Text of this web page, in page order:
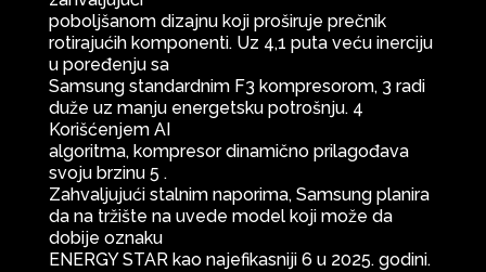
poboljšanom dizajnu koji proširuje prečnik
rotirajućih komponenti. Uz 4,1 puta veću inerciju
u poređenju sa
Samsung standardnim F3 kompresorom, 3 radi
duže uz manju energetsku potrošnju. 4
Korišćenjem AI
algoritma, kompresor dinamično prilagođava
svoju brzinu 5 .
Zahvaljujući stalnim naporima, Samsung planira
da na tržište na uvede model koji može da
dobije oznaku
ENERGY STAR kao najefikasniji 6 u 2025. godini.